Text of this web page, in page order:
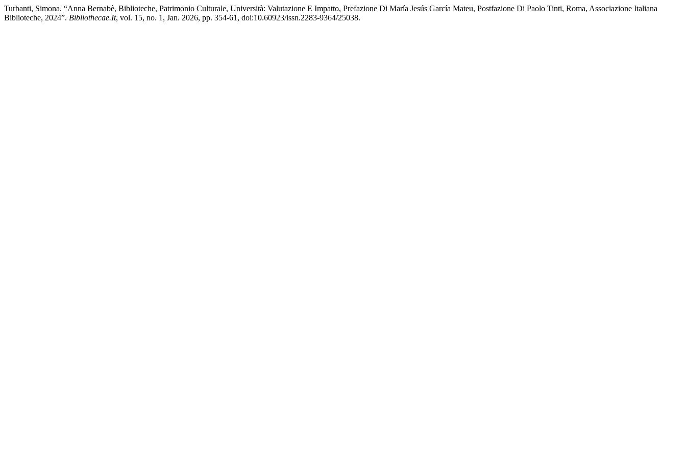
Turbanti, Simona. “Anna Bernabè, Biblioteche, Patrimonio Culturale, Università: Valutazione E Impatto, Prefazione Di María Jesús García Mateu, Postfazione Di Paolo Tinti, Roma, Associazione Italiana
Biblioteche, 2024”. Bibliothecae.It, vol. 15, no. 1, Jan. 2026, pp. 354-61, doi:10.60923/issn.2283-9364/25038.